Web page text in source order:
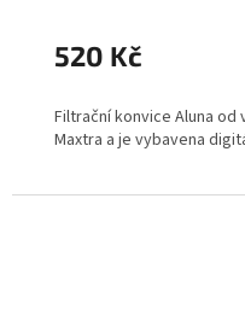
520 Kč
Filtrační konvice Aluna
Maxtra a je vybavena